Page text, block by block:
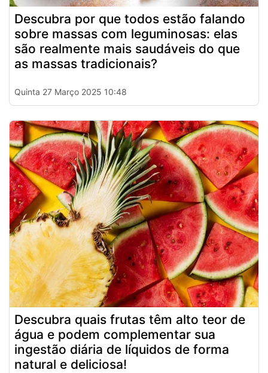
Descubra por que todos estão falando
sobre massas com leguminosas: elas
são realmente mais saudáveis do que
as massas tradicionais?
Quinta 27 Março 2025 10:48
Descubra quais frutas têm alto teor de
água e podem complementar sua
ingestão diária de líquidos de forma
natural e deliciosa!